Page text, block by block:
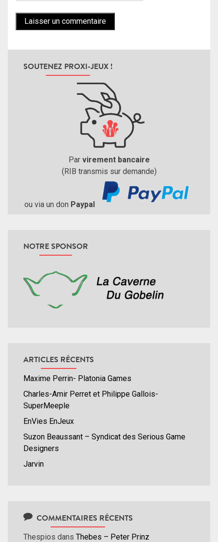
SOUTENEZ PROXI-JEUX !
Par virement bancaire
(RIB transmis sur demande)
ou via un don Paypal
NOTRE SPONSOR
ARTICLES RÉCENTS
Maxime Perrin- Platonia Games
Charles-Amir Perret et Philippe Gallois-
SuperMeeple
EnVies EnJeux
Suzon Beaussant – Syndicat des Serious Game
Designers
Jarvin
COMMENTAIRES RÉCENTS
Thespios dans Thebes – Peter Prinz